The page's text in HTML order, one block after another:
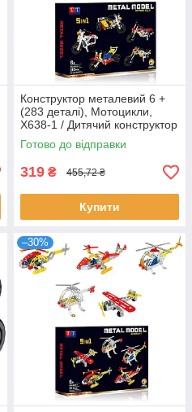
Конструктор металевий 6 +
(283 деталі), Мотоцикли,
X638-1 / Дитячий конструктор
/ Залізний конструктор
Готово до відправки
319 ₴ 455,72 ₴
Купити
–30%